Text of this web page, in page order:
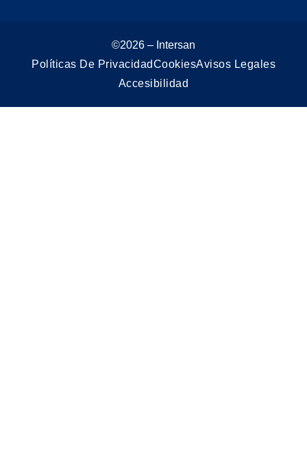
©2026 – Intersan
Políticas De PrivacidadCookiesAvisos Legales
Accesibilidad